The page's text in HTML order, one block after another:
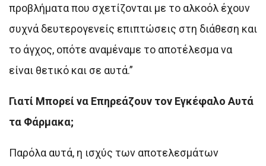
προβλήματα που σχετίζονται με το αλκοόλ έχουν
συχνά δευτερογενείς επιπτώσεις στη διάθεση και
το άγχος, οπότε αναμέναμε το αποτέλεσμα να
είναι θετικό και σε αυτά.”
Γιατί Μπορεί να Επηρεάζουν τον Εγκέφαλο Αυτά
τα Φάρμακα;
Παρόλα αυτά, η ισχύς των αποτελεσμάτων